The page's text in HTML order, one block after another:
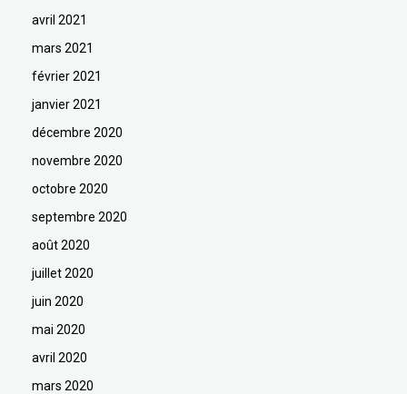
avril 2021
mars 2021
février 2021
janvier 2021
décembre 2020
novembre 2020
octobre 2020
septembre 2020
août 2020
juillet 2020
juin 2020
mai 2020
avril 2020
mars 2020